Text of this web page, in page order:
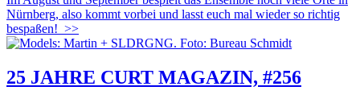
Nürnberg, also kommt vorbei und lasst euch mal wieder so richtig
bespaßen! >>
25 JAHRE CURT MAGAZIN, #256